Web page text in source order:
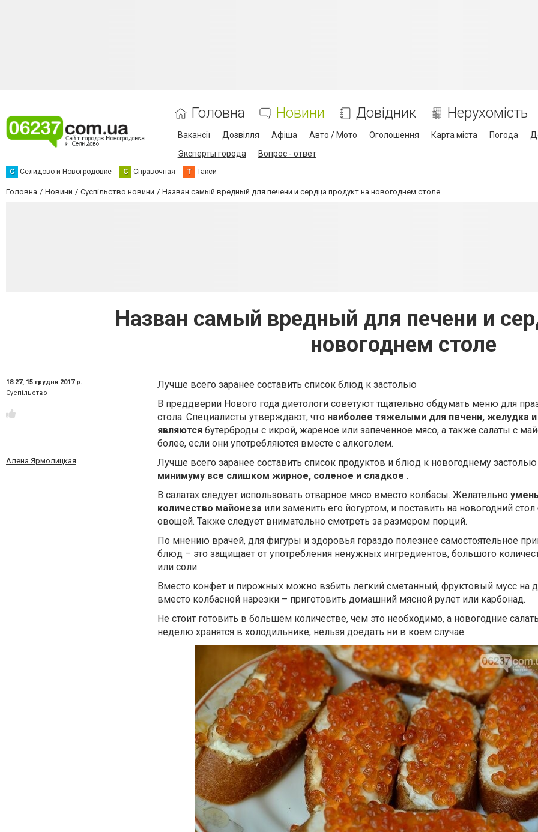
Головна Новини Довідник Нерухомість
Вакансії Дозвілля Афіша Авто / Мото Оголошення Карта міста Погода
Эксперты города
Вопрос - ответ
С Селидово и Новогродовке С Справочная Т Такси
Головна Новини Суспільство новини Назван самый вредный для печени и сердца продукт на новогоднем столе
Назван самый вредный для печени и
новогоднем столе
18:27, 15 грудня 2017 р.
Суспільство
Алена Ярмолицкая
Лучше всего заранее составить список блюд к застолью
В преддверии Нового года диетологи советуют тщательно обдумать меню для
стола. Специалисты утверждают, что наиболее тяжелыми для печени, желудка
являются бутерброды с икрой, жареное или запеченное мясо, а также салаты с
более, если они употребляются вместе с алкоголем.
Лучше всего заранее составить список продуктов и блюд к новогоднему
минимуму все слишком жирное, соленое и сладкое .
В салатах следует использовать отварное мясо вместо колбасы. Желательно
количество майонеза или заменить его йогуртом, и поставить на новогодний
овощей. Также следует внимательно смотреть за размером порций.
По мнению врачей, для фигуры и здоровья гораздо полезнее самостоятельное
блюд – это защищает от употребления ненужных ингредиентов, большого
или соли.
Вместо конфет и пирожных можно взбить легкий сметанный, фруктовый мусс на
вместо колбасной нарезки – приготовить домашний мясной рулет или карбонад.
Не стоит готовить в большем количестве, чем это необходимо, а новогодние
неделю хранятся в холодильнике, нельзя доедать ни в коем случае.